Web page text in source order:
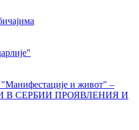
и живот" –
СЕРБИИ ПРОЯВЛЕНИЯ И